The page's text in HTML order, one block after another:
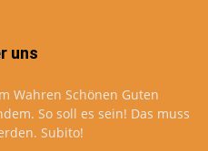
uns
Wahren Schönen Guten
So soll es sein! Das muss
Subito!